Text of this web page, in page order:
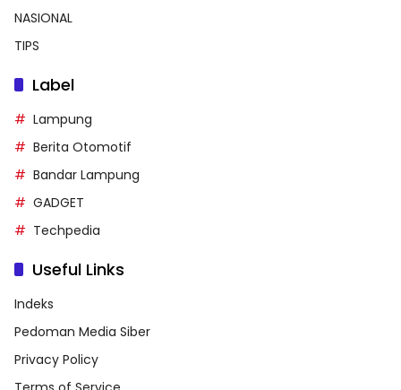
NASIONAL
TIPS
Label
Lampung
Berita Otomotif
Bandar Lampung
GADGET
Techpedia
Useful Links
Indeks
Pedoman Media Siber
Privacy Policy